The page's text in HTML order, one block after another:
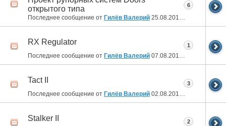
открытого типа
Последнее сообщение от Гилёв Валерий 25.08.2013 13:32
6
RX Regulator
Последнее сообщение от Гилёв Валерий 07.08.2013 22:17
1
Tact II
Последнее сообщение от Гилёв Валерий 02.08.2013 20:05
3
Stalker II 2